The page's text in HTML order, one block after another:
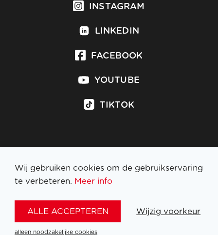
INSTAGRAM
LINKEDIN
FACEBOOK
YOUTUBE
TIKTOK
Inschrijven op nieuwsbrief
Wij gebruiken cookies om de gebruikservaring
te verbeteren. Meer info
ALLE ACCEPTEREN Wijzig voorkeur
alleen noodzakelijke cookies